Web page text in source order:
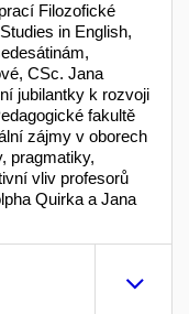
Filozofické
in English,
CSc. Jana
jubilantky k rozvoji
fakultě
zájmy v oborech
pragmatiky,
vliv profesorů
Quirka a Jana